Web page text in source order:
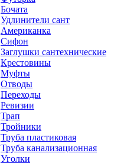
Бочата
Удлинители сант
Американка
Сифон
Заглушки сантехнические
Крестовины
Муфты
Отводы
Переходы
Ревизии
Трап
Тройники
Труба пластиковая
Труба канализационная
Уголки